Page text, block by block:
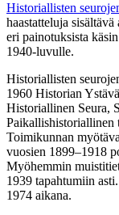
Historiallisten
haastatteluja
eri painotuksista
1940-luvulle.
Historiallisten
1960 Historian
Historiallinen Seura,
Paikallishistoriallinen
Toimikunnan
vuosien 1899–1918
Myöhemmin
1939 tapahtumiin
1974 aikana.